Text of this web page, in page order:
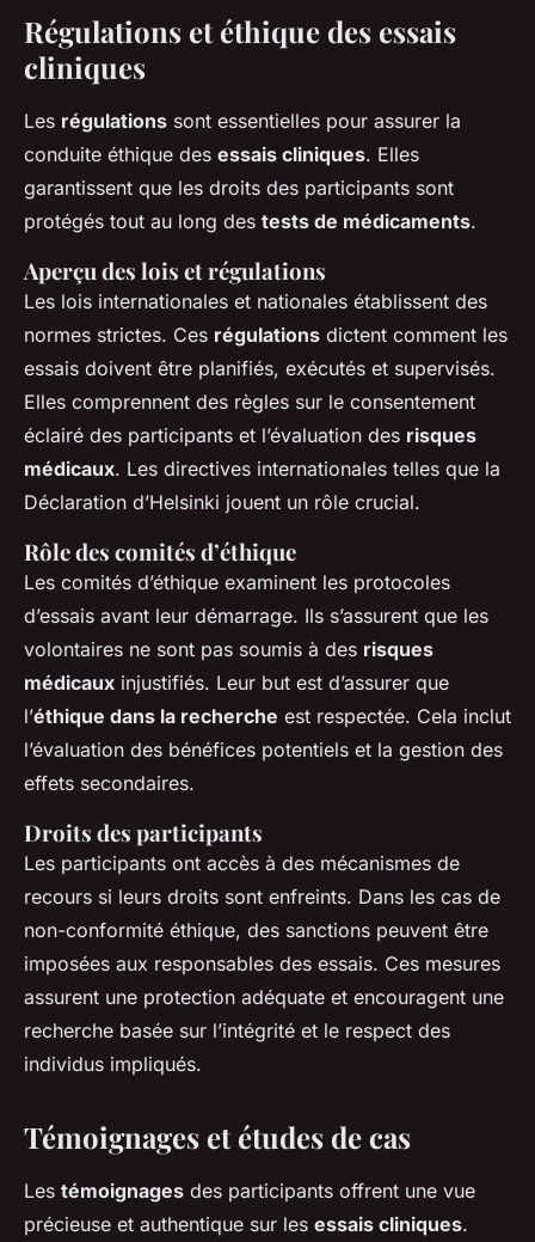
Régulations et éthique des essais
cliniques
Les régulations sont essentielles pour assurer la
conduite éthique des essais cliniques. Elles
garantissent que les droits des participants sont
protégés tout au long des tests de médicaments.
Aperçu des lois et régulations
Les lois internationales et nationales établissent des
normes strictes. Ces régulations dictent comment les
essais doivent être planifiés, exécutés et supervisés.
Elles comprennent des règles sur le consentement
éclairé des participants et l’évaluation des risques
médicaux. Les directives internationales telles que la
Déclaration d’Helsinki jouent un rôle crucial.
Rôle des comités d’éthique
Les comités d’éthique examinent les protocoles
d’essais avant leur démarrage. Ils s’assurent que les
volontaires ne sont pas soumis à des risques
médicaux injustifiés. Leur but est d’assurer que
l’éthique dans la recherche est respectée. Cela inclut
l’évaluation des bénéfices potentiels et la gestion des
effets secondaires.
Droits des participants
Les participants ont accès à des mécanismes de
recours si leurs droits sont enfreints. Dans les cas de
non-conformité éthique, des sanctions peuvent être
imposées aux responsables des essais. Ces mesures
assurent une protection adéquate et encouragent une
recherche basée sur l’intégrité et le respect des
individus impliqués.
Témoignages et études de cas
Les témoignages des participants offrent une vue
précieuse et authentique sur les essais cliniques.